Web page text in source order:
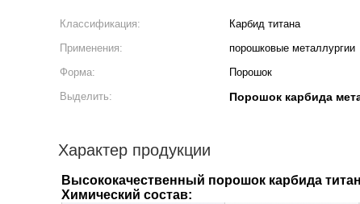
Классификация: Карбид титана
Применения:
порошковые металлургии
Форма:
Порошок
Выделить:
Порошок карбида
Характер продукции
Высококачественный порошок карбида
Химический состав: